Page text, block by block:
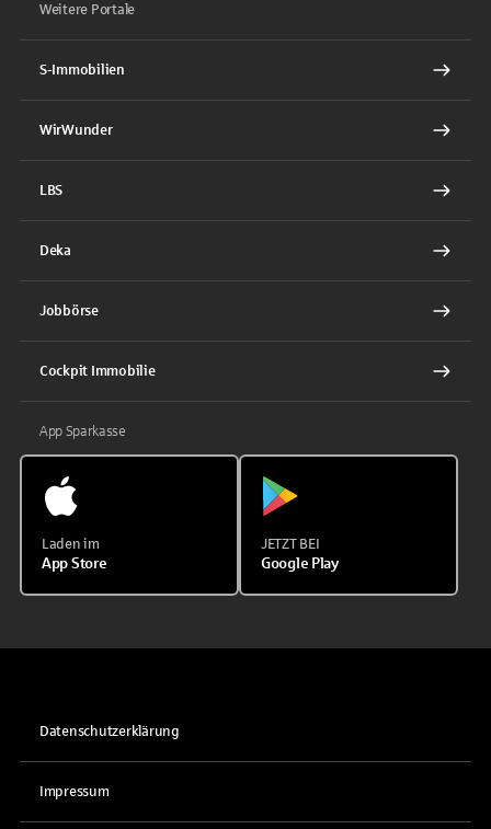
Weitere Portale
S-Immobilien
WirWunder
LBS
Deka
Jobbörse
Cockpit Immobilie
App Sparkasse
Laden im
App Store
JETZT BEI
Google Play
Datenschutzerklärung
Impressum